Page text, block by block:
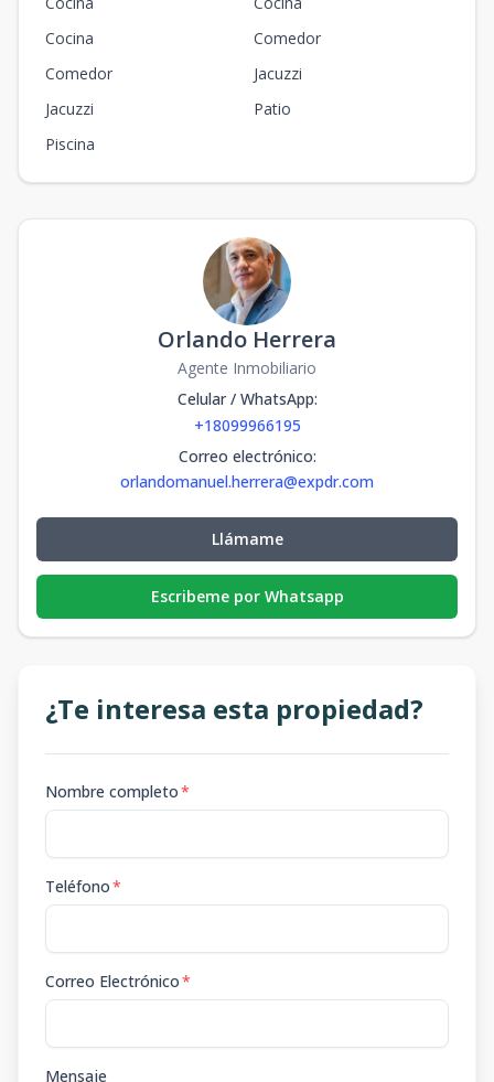
Cocina
Comedor
Comedor
Jacuzzi
Jacuzzi
Patio
Piscina
Orlando Herrera
Agente Inmobiliario
Celular / WhatsApp:
+18099966195
Correo electrónico:
orlandomanuel.herrera@expdr.com
Llámame
Escribeme por Whatsapp
¿Te interesa esta propiedad?
Nombre completo*
Teléfono*
Correo Electrónico*
Mensaje